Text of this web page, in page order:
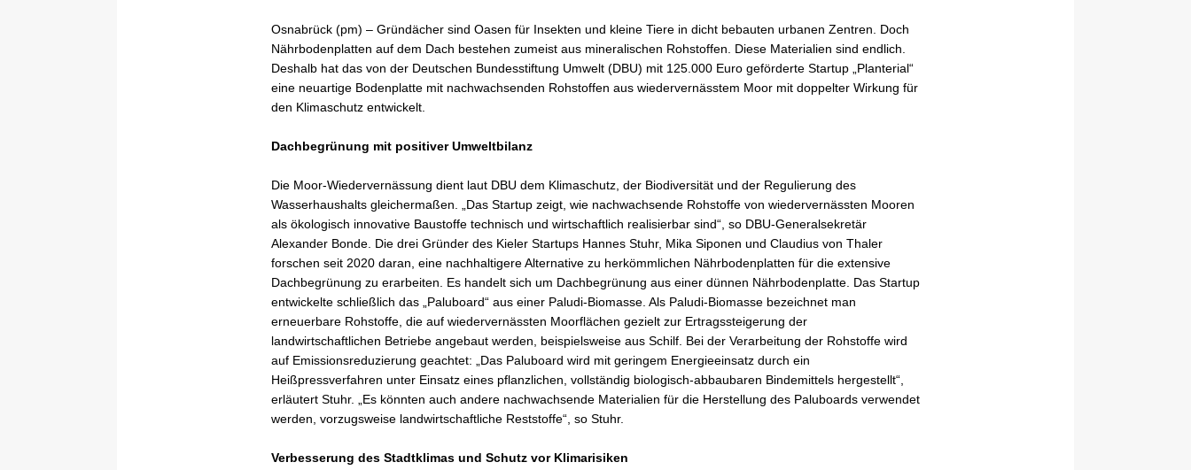
Osnabrück (pm) – Gründächer sind Oasen für Insekten und kleine Tiere in dicht bebauten urbanen Zentren. Doch
Nährbodenplatten auf dem Dach bestehen zumeist aus mineralischen Rohstoffen. Diese Materialien sind endlich.
Deshalb hat das von der Deutschen Bundesstiftung Umwelt (DBU) mit 125.000 Euro geförderte Startup „Planterial“
eine neuartige Bodenplatte mit nachwachsenden Rohstoffen aus wiedervernässtem Moor mit doppelter Wirkung für
den Klimaschutz entwickelt.
Dachbegrünung mit positiver Umweltbilanz
Die Moor-Wiedervernässung dient laut DBU dem Klimaschutz, der Biodiversität und der Regulierung des
Wasserhaushalts gleichermaßen. „Das Startup zeigt, wie nachwachsende Rohstoffe von wiedervernässten Mooren
als ökologisch innovative Baustoffe technisch und wirtschaftlich realisierbar sind“, so DBU-Generalsekretär
Alexander Bonde. Die drei Gründer des Kieler Startups Hannes Stuhr, Mika Siponen und Claudius von Thaler
forschen seit 2020 daran, eine nachhaltigere Alternative zu herkömmlichen Nährbodenplatten für die extensive
Dachbegrünung zu erarbeiten. Es handelt sich um Dachbegrünung aus einer dünnen Nährbodenplatte. Das Startup
entwickelte schließlich das „Paluboard“ aus einer Paludi-Biomasse. Als Paludi-Biomasse bezeichnet man
erneuerbare Rohstoffe, die auf wiedervernässten Moorflächen gezielt zur Ertragssteigerung der
landwirtschaftlichen Betriebe angebaut werden, beispielsweise aus Schilf. Bei der Verarbeitung der Rohstoffe wird
auf Emissionsreduzierung geachtet: „Das Paluboard wird mit geringem Energieeinsatz durch ein
Heißpressverfahren unter Einsatz eines pflanzlichen, vollständig biologisch-abbaubaren Bindemittels hergestellt“,
erläutert Stuhr. „Es könnten auch andere nachwachsende Materialien für die Herstellung des Paluboards verwendet
werden, vorzugsweise landwirtschaftliche Reststoffe“, so Stuhr.
Verbesserung des Stadtklimas und Schutz vor Klimarisiken